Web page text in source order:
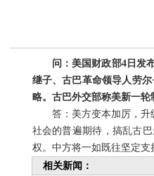
问：美国财政部4日发
继子、古巴革命领导人劳
略。古巴外交部称美新一
答：美方变本加厉，
社会的普遍期待，搞乱古
权。中方将一如既往坚定
相关新闻：